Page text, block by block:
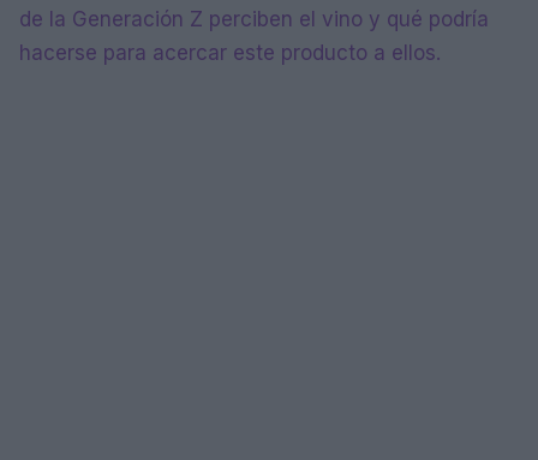
de la Generación Z perciben el vino y qué podría
hacerse para acercar este producto a ellos.